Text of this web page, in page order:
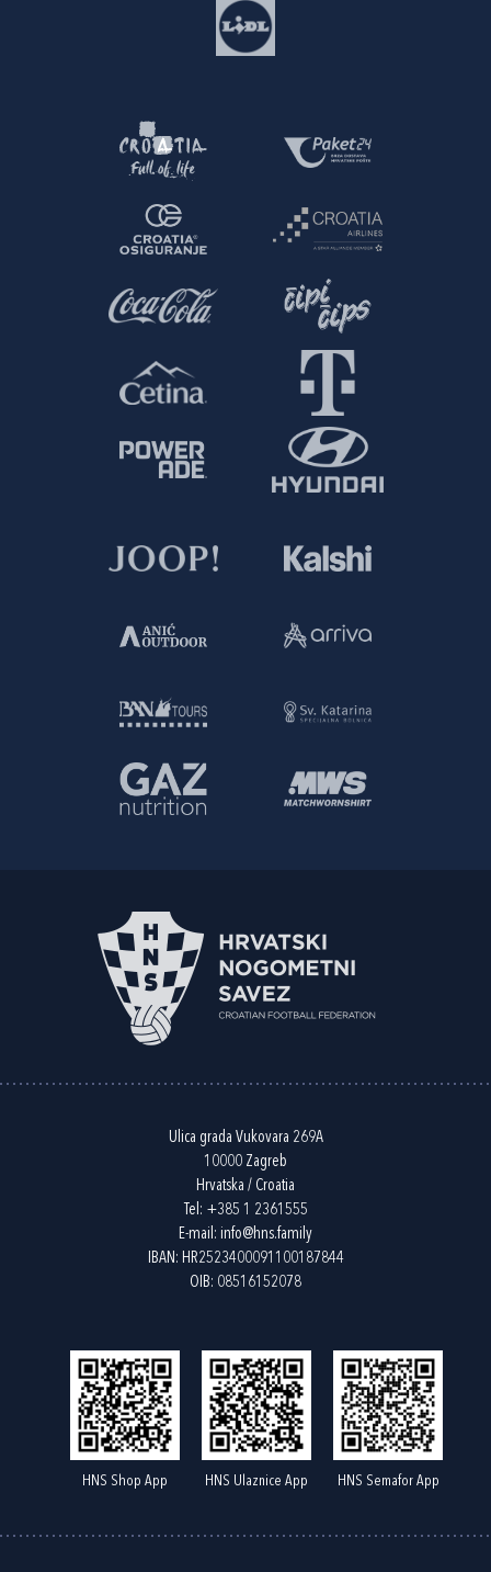
Ulica grada Vukovara 269A
10000 Zagreb
Hrvatska / Croatia
Tel: +385 1 2361555
E-mail: info@hns.family
IBAN: HR2523400091100187844
OIB: 08516152078
HNS Shop App HNS Ulaznice App HNS Semafor App